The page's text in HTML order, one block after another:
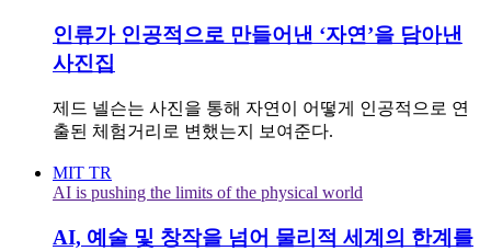
인류가 인공적으로 만들어낸 ‘자연’을 담아낸
사진집
제드 넬슨는 사진을 통해 자연이 어떻게 인공적으로 연
출된 체험거리로 변했는지 보여준다.
MIT TR
AI is pushing the limits of the physical world
AI, 예술 및 창작을 넘어 물리적 세계의 한계를